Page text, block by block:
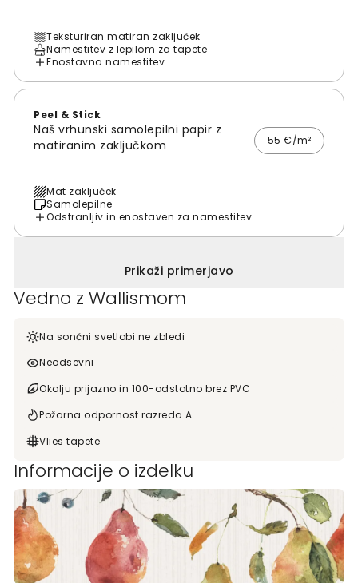
Teksturiran matiran zaključek
Namestitev z lepilom za tapete
Enostavna namestitev
Peel & Stick
Naš vrhunski samolepilni papir z
matiranim zaključkom
55 €/m²
Mat zaključek
Samolepilne
Odstranljiv in enostaven za namestitev
Prikaži primerjavo
Vedno z Wallismom
Na sončni svetlobi ne zbledi
Neodsevni
Okolju prijazno in 100-odstotno brez PVC
Požarna odpornost razreda A
Vlies tapete
Informacije o izdelku